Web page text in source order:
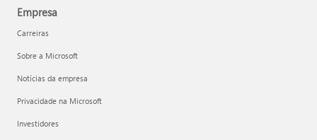
Empresa
Carreiras
Sobre a Microsoft
Notícias da empresa
Privacidade na Microsoft
Investidores